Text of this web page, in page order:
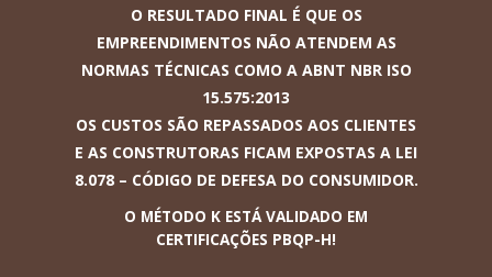
O RESULTADO FINAL É QUE OS
EMPREENDIMENTOS NÃO ATENDEM AS
NORMAS TÉCNICAS COMO A ABNT NBR ISO
15.575:2013
OS CUSTOS SÃO REPASSADOS AOS CLIENTES
E AS CONSTRUTORAS FICAM EXPOSTAS A LEI
8.078 – CÓDIGO DE DEFESA DO CONSUMIDOR.
O MÉTODO K ESTÁ VALIDADO EM
CERTIFICAÇÕES PBQP-H!